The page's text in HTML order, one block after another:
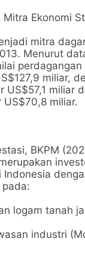
Ekonomi
mitra
Menurut
miliar,
US$57,1 miliar
US$70,8 miliar.
BKPM
logam tanah
industri